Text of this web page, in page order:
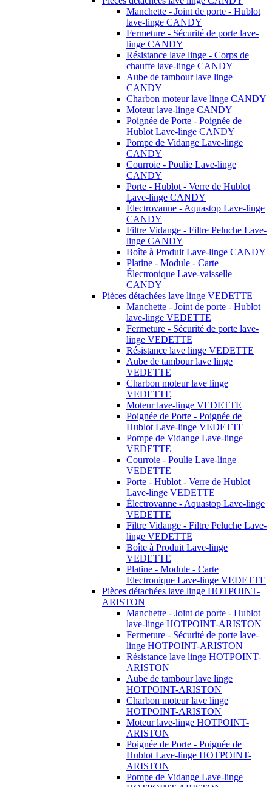
Manchette - Joint de porte - Hublot
lave-linge CANDY
Fermeture - Sécurité de porte lave-
linge CANDY
Résistance lave linge - Corps de
chauffe lave-linge CANDY
Aube de tambour lave linge
CANDY
Charbon moteur lave linge CANDY
Moteur lave-linge CANDY
Poignée de Porte - Poignée de
Hublot Lave-linge CANDY
Pompe de Vidange Lave-linge
CANDY
Courroie - Poulie Lave-linge
CANDY
Porte - Hublot - Verre de Hublot
Lave-linge CANDY
Électrovanne - Aquastop Lave-linge
CANDY
Filtre Vidange - Filtre Peluche Lave-
linge CANDY
Boîte à Produit Lave-linge CANDY
Platine - Module - Carte
Électronique Lave-vaisselle
CANDY
Pièces détachées lave linge VEDETTE
Manchette - Joint de porte - Hublot
lave-linge VEDETTE
Fermeture - Sécurité de porte lave-
linge VEDETTE
Résistance lave linge VEDETTE
Aube de tambour lave linge
VEDETTE
Charbon moteur lave linge
VEDETTE
Moteur lave-linge VEDETTE
Poignée de Porte - Poignée de
Hublot Lave-linge VEDETTE
Pompe de Vidange Lave-linge
VEDETTE
Courroie - Poulie Lave-linge
VEDETTE
Porte - Hublot - Verre de Hublot
Lave-linge VEDETTE
Électrovanne - Aquastop Lave-linge
VEDETTE
Filtre Vidange - Filtre Peluche Lave-
linge VEDETTE
Boîte à Produit Lave-linge
VEDETTE
Platine - Module - Carte
Electronique Lave-linge VEDETTE
Pièces détachées lave linge HOTPOINT-
ARISTON
Manchette - Joint de porte - Hublot
lave-linge HOTPOINT-ARISTON
Fermeture - Sécurité de porte lave-
linge HOTPOINT-ARISTON
Résistance lave linge HOTPOINT-
ARISTON
Aube de tambour lave linge
HOTPOINT-ARISTON
Charbon moteur lave linge
HOTPOINT-ARISTON
Moteur lave-linge HOTPOINT-
ARISTON
Poignée de Porte - Poignée de
Hublot Lave-linge HOTPOINT-
ARISTON
Pompe de Vidange Lave-linge